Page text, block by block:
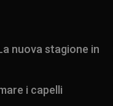
nuova stagione in
i capelli